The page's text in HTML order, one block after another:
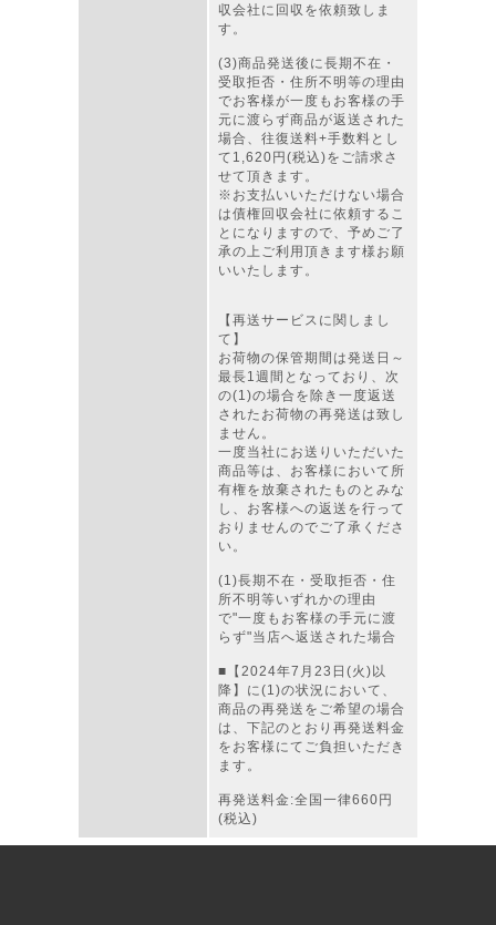
収会社に回収を依頼致しま
す。
(3)商品発送後に長期不在・
受取拒否・住所不明等の理由
でお客様が一度もお客様の手
元に渡らず商品が返送された
場合、往復送料+手数料とし
て1,620円(税込)をご請求さ
せて頂きます。
※お支払いいただけない場合
は債権回収会社に依頼するこ
とになりますので、予めご了
承の上ご利用頂きます様お願
いいたします。
【再送サービスに関しまし
て】
お荷物の保管期間は発送日～
最長1週間となっており、次
の(1)の場合を除き一度返送
されたお荷物の再発送は致し
ません。
一度当社にお送りいただいた
商品等は、お客様において所
有権を放棄されたものとみな
し、お客様への返送を行って
おりませんのでご了承くださ
い。
(1)長期不在・受取拒否・住
所不明等いずれかの理由
で"一度もお客様の手元に渡
らず"当店へ返送された場合
■【2024年7月23日(火)以
降】に(1)の状況において、
商品の再発送をご希望の場合
は、下記のとおり再発送料金
をお客様にてご負担いただき
ます。
再発送料金:全国一律660円
(税込)